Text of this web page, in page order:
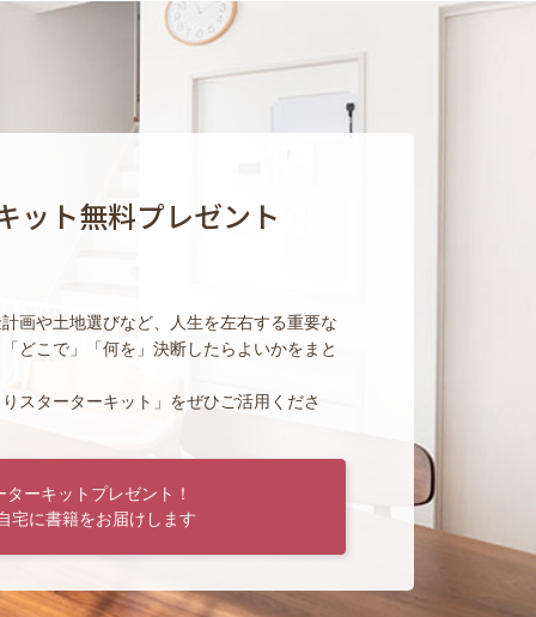
ット無料プレゼント
画や土地選びなど、人生を左右する重要な
どこで」「何を」決断したらよいかをまと
スターターキット」をぜひご活用くださ
ーキットプレゼント！
宅に書籍をお届けします